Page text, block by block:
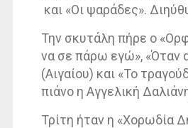
και «Οι ψαράδες».
Την σκυτάλη πήρε ο
να σε πάρω εγώ», «Όταν
(Αιγαίου) και «Το
πιάνο η Αγγελική
Τρίτη ήταν η «Χορωδία